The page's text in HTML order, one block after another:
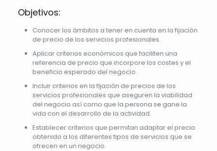
Objetivos:
Conocer los ámbitos a tener en cuenta en la fijación
de precio de los servicios profesionales.
Aplicar criterios económicos que faciliten una
referencia de precio que incorpore los costes y el
beneficio esperado del negocio.
Incluir criterios en la fijación de precios de los
servicios profesionales que aseguren la viabilidad
del negocio así como que la persona se gane la
vida con el desarrollo de la actividad.
Establecer criterios que permitan adaptar el precio
obtenido a los diferentes tipos de servicios que se
ofrecen en un negocio.